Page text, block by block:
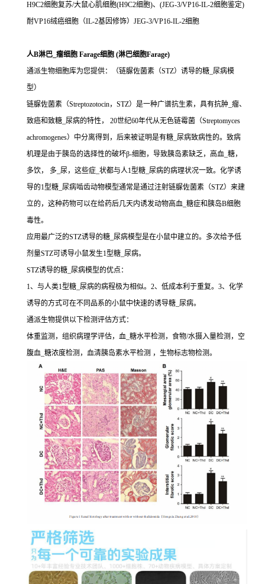
H9C2细胞复苏/大鼠心肌细胞(H9C2细胞)、(JEG-3/VP16-IL-2细胞鉴定)
耐VP16绒癌细胞（IL-2基因修饰）JEG-3/VP16-IL-2细胞
人B淋巴_瘤细胞 Farage细胞 (淋巴细胞Farage)
通派生物细胞库为您提供：（链脲佐菌素（STZ）诱导的糖_尿病模
型）
链脲佐菌素（Streptozotocin，STZ）是一种广谱抗生素，具有抗肿_瘤、
致癌和致糖_尿病的特性， 20世纪60年代从无色链霉菌（Streptomyces
achromogenes）中分离得到，后来被证明是有糖_尿病致病性的。致病
机理是由于胰岛的选择性的破坏β-细胞，导致胰岛素缺乏，高血_糖，
多饮， 多_尿，这些症_状都与人1型糖_尿病的病理状况一致。化学诱
导的1型糖_尿病啮齿动物模型通常是通过注射链脲佐菌素（STZ）来建
立的，这种药物可以在给药后几天内诱发动物高血_糖症和胰岛B细胞
毒性。
应用最广泛的STZ诱导的糖_尿病模型是在小鼠中建立的。多次给予低
剂量STZ可诱导小鼠发生1型糖_尿病。
STZ诱导的糖_尿病模型的优点：
1、与人类1型糖_尿病的病程极为相似。2、低成本利于重复。3、化学
诱导的方式可在不同品系的小鼠中快速的诱导糖_尿病。
通派生物提供以下检测评估方式：
体重监测，组织病理学评估，血_糖水平检测，食物/水摄入量检测，空
腹血_糖浓度检测，血清胰岛素水平检测 ，生物标志物检测。